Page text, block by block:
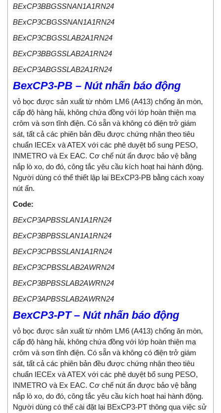
BExCP3BBGSSNAN1A1RN24
BExCP3CBGSSNAN1A1RN24
BExCP3CBGSSLAB2A1RN24
BExCP3BBGSSLAB2A1RN24
BExCP3ABGSSLAB2A1RN24
BexCP3-PB – Nút nhấn báo động
vỏ bọc được sản xuất từ ​​nhôm LM6 (A413) chống ăn mòn,
cấp độ hàng hải, không chứa đồng với lớp hoàn thiện mạ
crôm và sơn tĩnh điện. Có sẵn và không có điện trở giám
sát, tất cả các phiên bản đều được chứng nhận theo tiêu
chuẩn IECEx và ATEX với các phê duyệt bổ sung PESO,
INMETRO và Ex EAC. Cơ chế nút ấn được bảo vệ bằng
nắp lò xo, do đó, công tắc yêu cầu kích hoạt hai hành động.
Người dùng có thể thiết lập lại BExCP3-PB bằng cách xoay
nút ấn.
Code:
BExCP3APBSSLAN1A1RN24
BExCP3BPBSSLAN1A1RN24
BExCP3CPBSSLAN1A1RN24
BExCP3CPBSSLAB2AWRN24
BExCP3BPBSSLAB2AWRN24
BExCP3APBSSLAB2AWRN24
BexCP3-PT – Nút nhấn báo động
vỏ bọc được sản xuất từ ​​nhôm LM6 (A413) chống ăn mòn,
cấp độ hàng hải, không chứa đồng với lớp hoàn thiện mạ
crôm và sơn tĩnh điện. Có sẵn và không có điện trở giám
sát, tất cả các phiên bản đều được chứng nhận theo tiêu
chuẩn IECEx và ATEX với các phê duyệt bổ sung PESO,
INMETRO và Ex EAC. Cơ chế nút ấn được bảo vệ bằng
nắp lò xo, do đó, công tắc yêu cầu kích hoạt hai hành động.
Người dùng có thể cài đặt lại BExCP3-PT thông qua việc sử